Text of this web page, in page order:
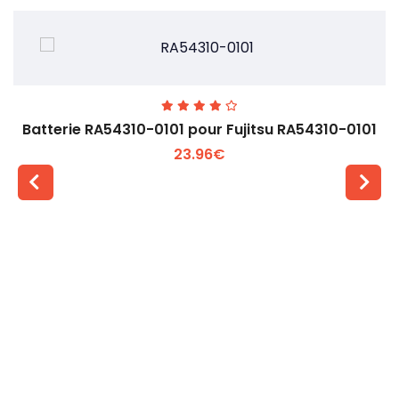
Batterie RA54310-0101 pour Fujitsu RA54310-0101
23.96€